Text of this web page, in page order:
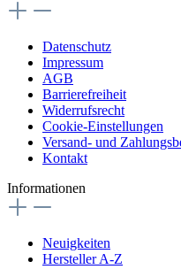
Datenschutz
Impressum
AGB
Barrierefreiheit
Widerrufsrecht
Cookie-Einstellungen
Versand- und
Kontakt
Informationen
Neuigkeiten
Hersteller A-Z